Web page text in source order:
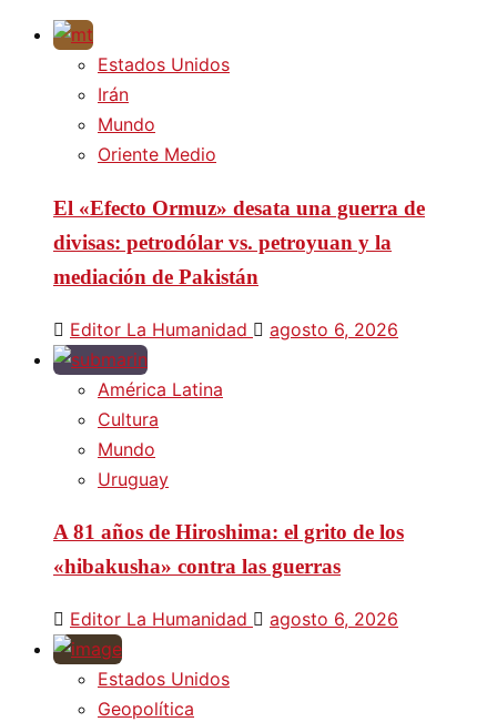
Estados Unidos
Irán
Mundo
Oriente Medio
El «Efecto Ormuz» desata una guerra de
divisas: petrodólar vs. petroyuan y la
mediación de Pakistán
Editor La Humanidad agosto 6, 2026
América Latina
Cultura
Mundo
Uruguay
A 81 años de Hiroshima: el grito de los
«hibakusha» contra las guerras
Editor La Humanidad agosto 6, 2026
Estados Unidos
Geopolítica